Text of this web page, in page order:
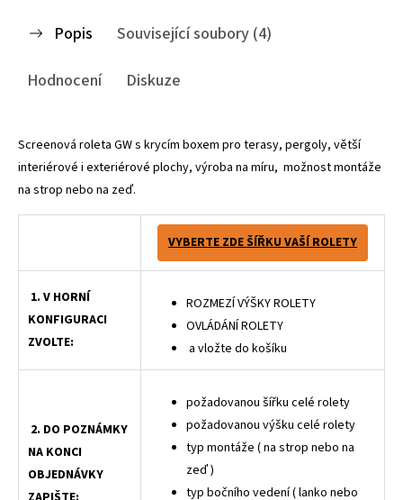
Popis
Související soubory (4)
Hodnocení
Diskuze
Screenová roleta GW s krycím boxem pro terasy, pergoly, větší
interiérové i exteriérové plochy, výroba na míru, možnost montáže
na strop nebo na zeď.
VYBERTE ZDE ŠÍŘKU VAŠÍ ROLETY
1. V HORNÍ
KONFIGURACI
ZVOLTE:
ROZMEZÍ VÝŠKY ROLETY
OVLÁDÁNÍ ROLETY
a vložte do košíku
2. DO POZNÁMKY
NA KONCI
OBJEDNÁVKY
požadovanou šířku celé rolety
požadovanou výšku celé rolety
typ montáže ( na strop nebo na
zeď )
typ bočního vedení ( lanko nebo